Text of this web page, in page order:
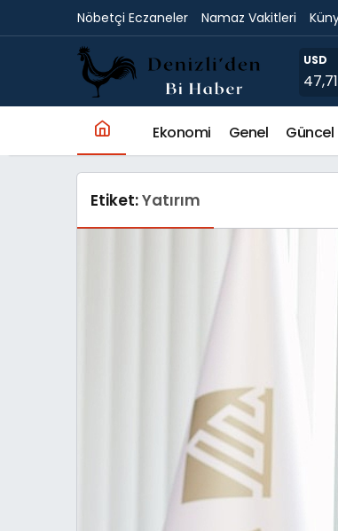
Nöbetçi Eczaneler Namaz Vakitleri
USD
47,71
Ekonomi Genel Güncel
Etiket:Yatırım